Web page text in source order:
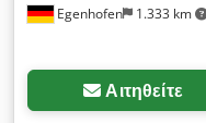
Egenhofen 1.333 km
Αιτηθείτε